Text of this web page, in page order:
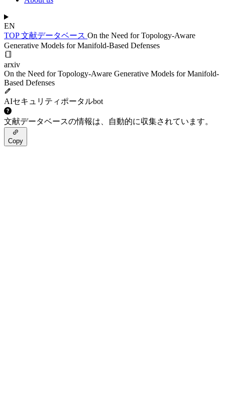
EN
TOP文献データベース On the Need for Topology-Aware
Generative Models for Manifold-Based Defenses
arxiv
On the Need for Topology-Aware Generative Models for Manifold-
Based Defenses
AIセキュリティポータルbot
文献データベースの情報は、自動的に収集されています。
Copy